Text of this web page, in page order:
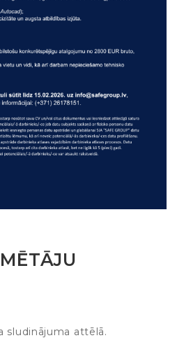
sludinājuma attēlā.